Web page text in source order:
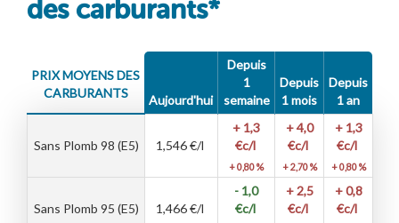
des carburants*
PRIX MOYENS DES
CARBURANTS
Aujourd'hui
Depuis
1
semaine
Depuis
1 mois
Depuis
1 an
Sans Plomb 98 (E5) 1,546€/l
+ 1,3
€c/l
+ 0,80 %
+ 4,0
€c/l
+ 2,70 %
+ 1,3
€c/l
+ 0,80 %
Sans Plomb 95 (E5) 1,466€/l
- 1,0
€c/l
+ 2,5
€c/l
+ 0,8
€c/l